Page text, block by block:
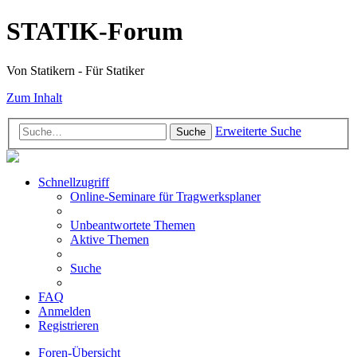
STATIK-Forum
Von Statikern - Für Statiker
Zum Inhalt
Suche Erweiterte Suche
Schnellzugriff
Online-Seminare für Tragwerksplaner
Unbeantwortete Themen
Aktive Themen
Suche
FAQ
Anmelden
Registrieren
Foren-Übersicht